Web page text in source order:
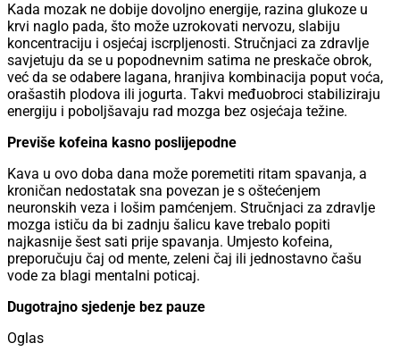
Kada mozak ne dobije dovoljno energije, razina glukoze u
krvi naglo pada, što može uzrokovati nervozu, slabiju
koncentraciju i osjećaj iscrpljenosti. Stručnjaci za zdravlje
savjetuju da se u popodnevnim satima ne preskače obrok,
već da se odabere lagana, hranjiva kombinacija poput voća,
orašastih plodova ili jogurta. Takvi međuobroci stabiliziraju
energiju i poboljšavaju rad mozga bez osjećaja težine.
Previše kofeina kasno poslijepodne
Kava u ovo doba dana može poremetiti ritam spavanja, a
kroničan nedostatak sna povezan je s oštećenjem
neuronskih veza i lošim pamćenjem. Stručnjaci za zdravlje
mozga ističu da bi zadnju šalicu kave trebalo popiti
najkasnije šest sati prije spavanja. Umjesto kofeina,
preporučuju čaj od mente, zeleni čaj ili jednostavno čašu
vode za blagi mentalni poticaj.
Dugotrajno sjedenje bez pauze
Oglas